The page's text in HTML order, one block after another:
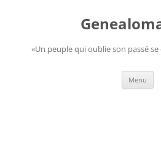
«Un peuple qui oublie son passé
Menu